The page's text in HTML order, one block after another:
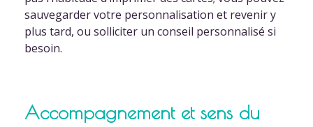
sauvegarder votre personnalisation et revenir y
plus tard, ou solliciter un conseil personnalisé si
besoin.
Accompagnement et sens du